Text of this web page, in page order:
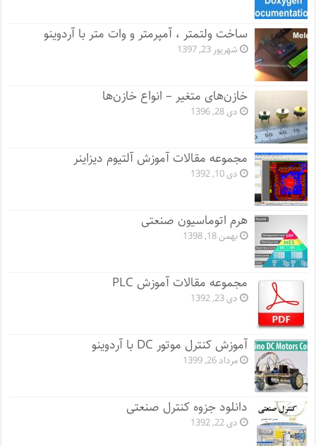
ساخت ولتمتر ، آمپرمتر و وات متر با آردوینو
شهریور 23, 1397
خازن‌های متغیر – انواع خازن‌ها
دی 28, 1396
مجموعه مقالات آموزش آلتیوم دیزاینر
دی 10, 1392
هرم اتوماسیون صنعتی
بهمن 18, 1398
مجموعه مقالات آموزش PLC
دی 23, 1392
آموزش کنترل موتور DC با آردوینو
مرداد 26, 1399
دانلود جزوه کنترل صنعتی
دی 22, 1392